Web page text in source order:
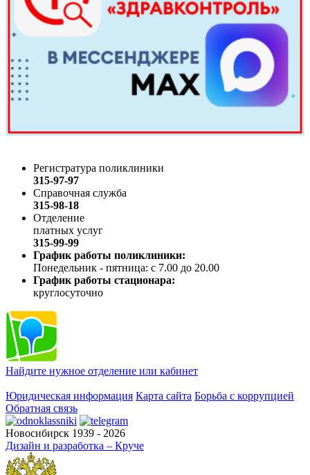
Регистратура поликлиники
315-97-97
Справочная служба
315-98-18
Отделение
платных услуг
315-99-99
График работы поликлиники:
Понедельник - пятница: с 7.00 до 20.00
График работы стационара:
круглосуточно
Найдите нужное отделение или кабинет
Юридическая информация Карта сайта Борьба с коррупцией
Обратная связь
Новосибирск 1939 - 2026
Дизайн и разработка – Круче